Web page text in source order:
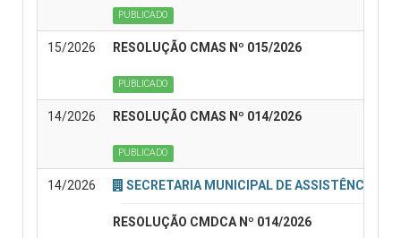
PUBLICADO
15/2026 RESOLUÇÃO CMAS Nº 015/2026
PUBLICADO
14/2026 RESOLUÇÃO CMAS Nº 014/2026
PUBLICADO
14/2026 SECRETARIA MUNICIPAL DE ASSISTÊNCIA
RESOLUÇÃO CMDCA Nº 014/2026